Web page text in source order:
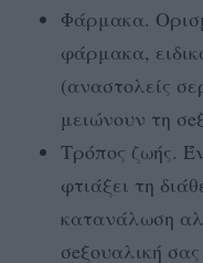
Φάρμακα.
φάρμακα,
(αναστολείς
μειώνουν τη
Τρόπος ζωής.
φτιάξει τη
κατανάλωση
σeξουαλική σας